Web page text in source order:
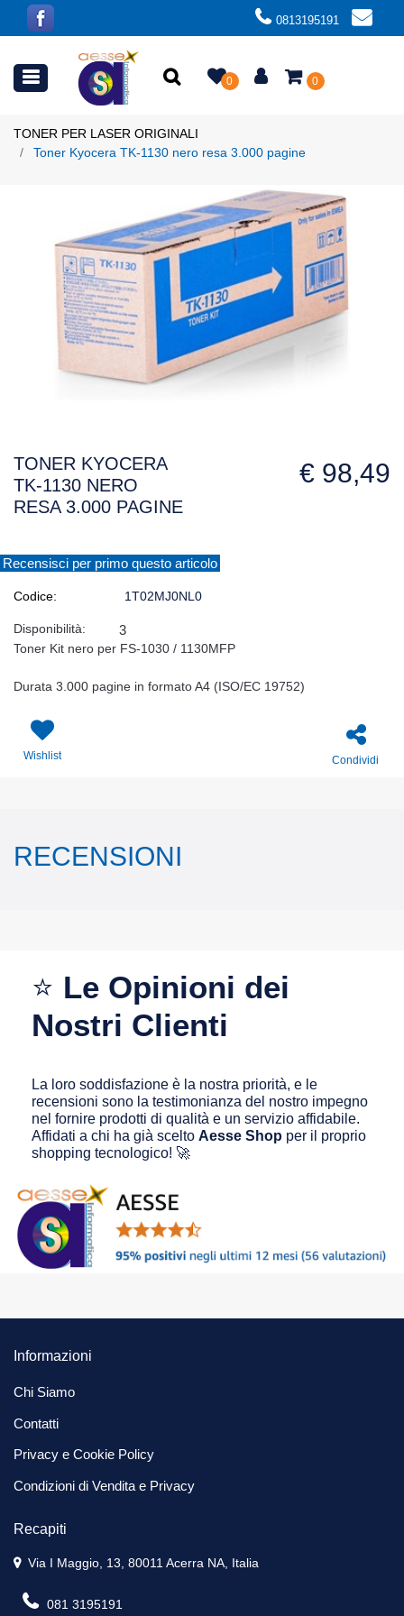
0813195191
Open menu 0 0
TONER PER LASER ORIGINALI
Toner Kyocera TK-1130 nero resa 3.000 pagine
TONER KYOCERA
TK-1130 NERO
RESA 3.000 PAGINE
€ 98,49
Recensisci per primo questo articolo
Codice: 1T02MJ0NL0
Disponibilità: 3
Toner Kit nero per FS-1030 / 1130MFP
Durata 3.000 pagine in formato A4 (ISO/EC 19752)
Wishlist Condividi
RECENSIONI
⭐ Le Opinioni dei
Nostri Clienti
La loro soddisfazione è la nostra priorità, e le
recensioni sono la testimonianza del nostro impegno
nel fornire prodotti di qualità e un servizio affidabile.
Affidati a chi ha già scelto Aesse Shop per il proprio
shopping tecnologico! 🚀
Informazioni
Chi Siamo
Contatti
Privacy e Cookie Policy
Condizioni di Vendita e Privacy
Recapiti
Via I Maggio, 13, 80011 Acerra NA, Italia
081 3195191